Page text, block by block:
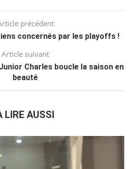
précédent
concernés par les playoffs !
Article suivant
Charles boucle la saison en
beauté
LIRE AUSSI